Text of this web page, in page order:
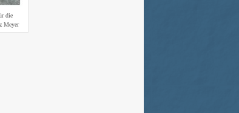
die
Meyer